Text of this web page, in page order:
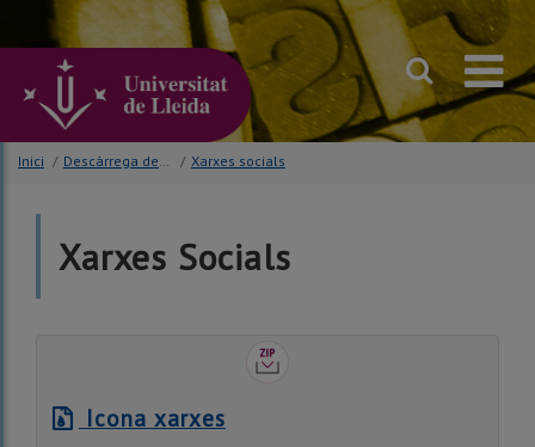
principal
pàgina
Inici / Descàrrega de la marca / Xarxes socials
Xarxes Socials
Icona xarxes